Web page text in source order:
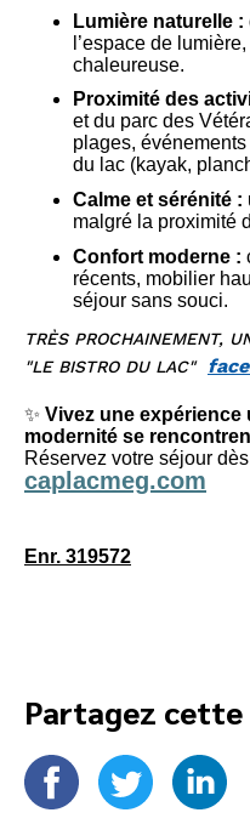
Lumière naturelle :
l’espace de
chaleureuse.
Proximité des
et du parc des
plages,
du lac (kayak,
Calme et sérénité :
malgré la proximité
Confort moderne :
récents, mobilier
séjour sans souci.
TRÈS PROCHAINEMENT,
"LE BISTRO DU LAC"
✨ Vivez une
modernité se
Réservez votre séjour
caplacmeg.com
Enr. 319572
Partagez cette